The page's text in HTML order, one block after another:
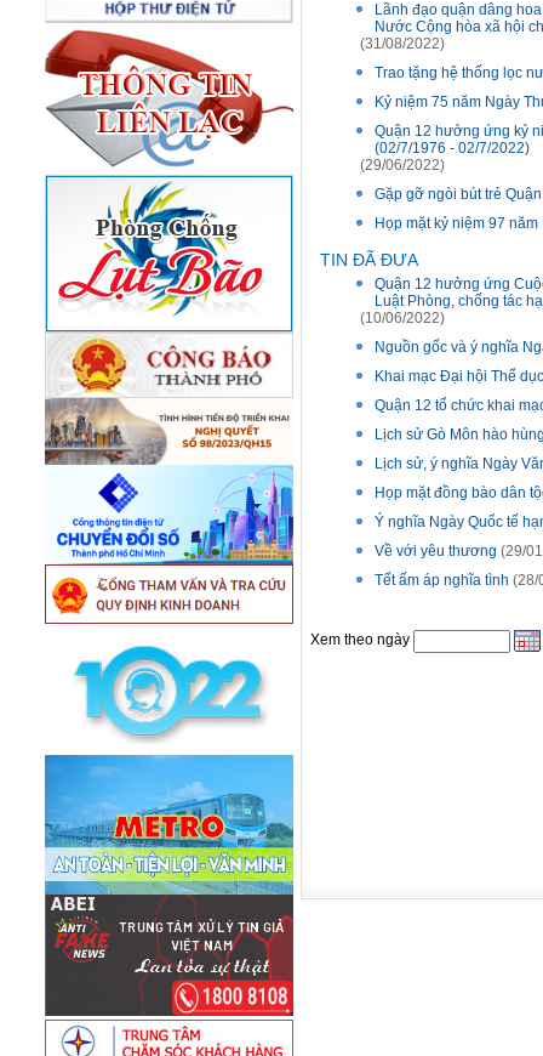
Lãnh đạo quận dâng
Nước Cộng hòa xã hội
(31/08/2022)
Trao tặng hệ thống lọc
Kỷ niệm 75 năm Ngày
Quận 12 hưởng ứng kỷ
(02/7/1976 - 02/7/2022)
(29/06/2022)
Gặp gỡ ngòi bút trẻ
Họp mặt kỷ niệm 97
TIN ĐÃ ĐƯA
Quận 12 hưởng ứng
Luật Phòng, chống tác
(10/06/2022)
Nguồn gốc và ý nghĩa
Khai mạc Đại hội Thể
Quận 12 tổ chức khai
Lịch sử Gò Môn hào
Lịch sử, ý nghĩa Ngày
Họp mặt đồng bào dân
Ý nghĩa Ngày Quốc tế
Về với yêu thương (29/
Tết ấm áp nghĩa tình (28/
Xem theo ngày